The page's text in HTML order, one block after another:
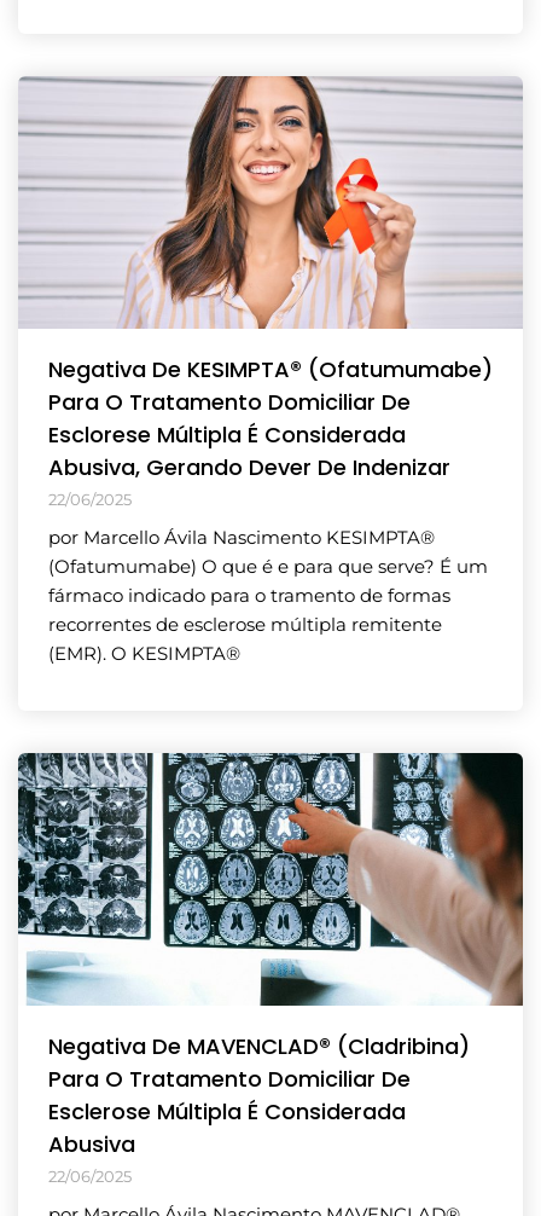
Negativa De KESIMPTA® (Ofatumumabe)
Para O Tratamento Domiciliar De
Esclorese Múltipla É Considerada
Abusiva, Gerando Dever De Indenizar
22/06/2025
por Marcello Ávila Nascimento KESIMPTA®
(Ofatumumabe) O que é e para que serve? É um
fármaco indicado para o tramento de formas
recorrentes de esclerose múltipla remitente
(EMR). O KESIMPTA®
Negativa De MAVENCLAD® (Cladribina)
Para O Tratamento Domiciliar De
Esclerose Múltipla É Considerada
Abusiva
22/06/2025